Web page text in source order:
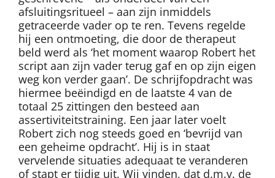
afsluitingsritueel – aan zijn inmiddels
getraceerde vader op te ren. Tevens regelde
hij een ontmoeting, die door de therapeut
beld werd als ‘het moment waarop Robert het
script aan zijn vader terug gaf en op zijn eigen
weg kon verder gaan’. De schrijfopdracht was
hiermee beëindigd en de laatste 4 van de
totaal 25 zittingen den besteed aan
assertiviteitstraining. Een jaar later voelt
Robert zich nog steeds goed en ‘bevrijd van
een geheime opdracht’. Hij is in staat
vervelende situaties adequaat te veranderen
of stapt er tijdig uit. Wij vinden, dat d.m.v. de